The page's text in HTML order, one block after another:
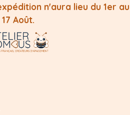
n'aura lieu du 1er au
17 Août.